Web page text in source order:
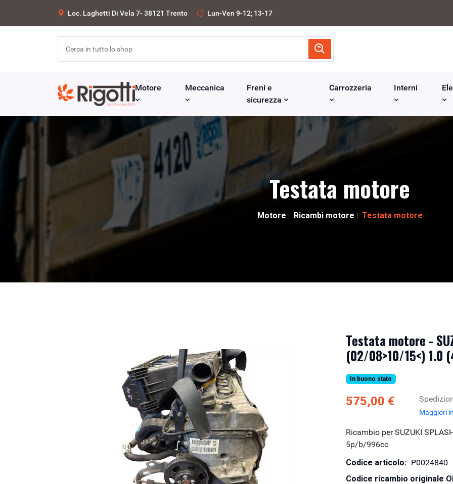
Loc. Laghetti Di Vela 7- 38121 Trento Lun-Ven 9-12; 13-17
Motore Meccanica
Freni e
sicurezza
Carrozzeria Interni
Testata motore
Motore Ricambi motore Testata motore
Testata motore -
(02/08>10/15<) 1.0
In buono stato
575,00 €
Maggiori
Ricambio per SUZUKI
5p/b/996cc
Codice articolo: P0024840
Codice ricambio originale